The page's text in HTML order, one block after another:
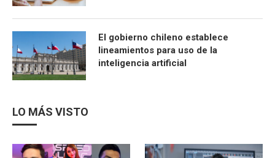
El gobierno chileno establece
lineamientos para uso de la
inteligencia artificial
LO MÁS VISTO